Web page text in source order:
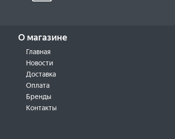
О магазине
Главная
Новости
Доставка
Оплата
Бренды
Контакты